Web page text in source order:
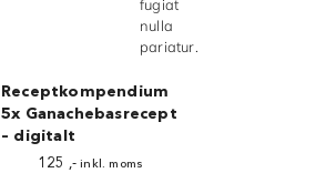
fugiat
nulla
pariatur.
Receptkompendium
5x Ganachebasrecept
– digitalt
125 ,-inkl. moms